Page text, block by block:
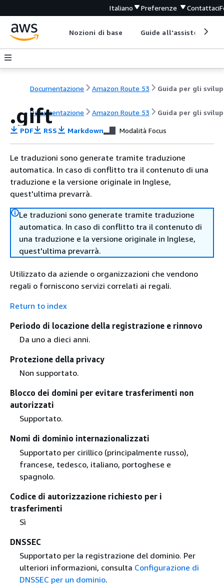
Italiano Preferenze Contattaci
Nozioni di base Guide all'assistenza
Documentazione Amazon Route 53
Documentazione Amazon Route 53 Guida per gli
.gift
PDF RSS Markdown Modalità Focus
Le traduzioni sono generate tramite traduzione
automatica. In caso di conflitto tra il contenuto di una
traduzione e la versione originale in Inglese,
quest'ultima prevarrà.
Le traduzioni sono generate tramite traduzione
automatica. In caso di conflitto tra il contenuto di
una traduzione e la versione originale in Inglese,
quest'ultima prevarrà.
Utilizzato da aziende o organizzazioni che vendono
regali o forniscono servizi correlati ai regali.
Return to index
Periodo di locazione della registrazione e rinnovo
Da uno a dieci anni.
Protezione della privacy
Non supportato.
Blocco dei domini per evitare trasferimenti non
autorizzati
Supportato.
Nomi di dominio internazionalizzati
Supportato per cirillico (principalmente russo),
francese, tedesco, italiano, portoghese e
spagnolo.
Codice di autorizzazione richiesto per i
trasferimenti
Sì
DNSSEC
Supportato per la registrazione del dominio. Per
ulteriori informazioni, consulta Configurazione di
DNSSEC per un dominio.